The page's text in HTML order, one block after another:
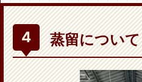
蒸留について